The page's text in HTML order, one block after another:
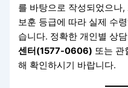
를 바탕으로 작성되었으나
보훈 등급에 따라 실제 수
습니다. 정확한 개인별 상
센터(1577-0606) 또는 관
해 확인하시기 바랍니다.